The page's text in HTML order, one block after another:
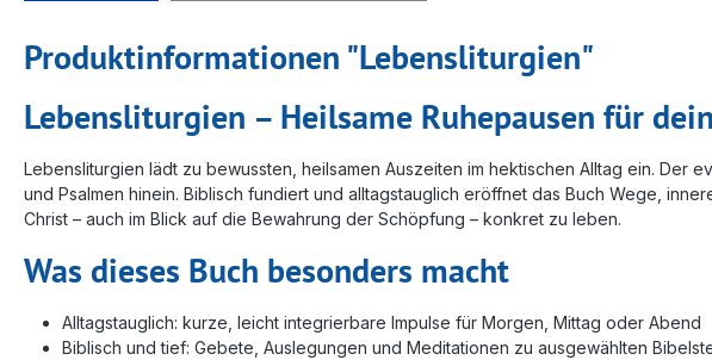
Produktinformationen "Lebensliturgien"
Lebensliturgien – Heilsame Ruhepausen für
Lebensliturgien lädt zu bewussten, heilsamen Auszeiten im hektischen Alltag ein.
und Psalmen hinein. Biblisch fundiert und alltagstauglich eröffnet das Buch Wege,
Christ – auch im Blick auf die Bewahrung der Schöpfung – konkret zu leben.
Was dieses Buch besonders macht
Alltagstauglich: kurze, leicht integrierbare Impulse für Morgen, Mittag oder Abend
Biblisch und tief: Gebete, Auslegungen und Meditationen zu ausgewählten